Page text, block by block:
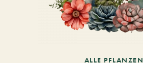
ALLE PFLANZEN